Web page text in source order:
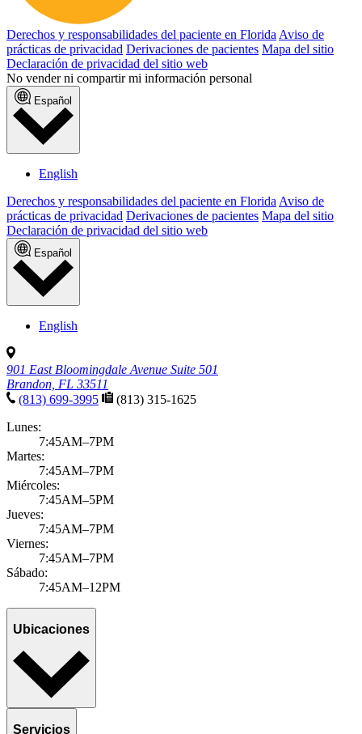
Derechos y responsabilidades del paciente en Florida Aviso de
prácticas de privacidad Derivaciones de pacientes Mapa del sitio
Declaración de privacidad del sitio web
No vender ni compartir mi información personal
Español
English
Derechos y responsabilidades del paciente en Florida Aviso de
prácticas de privacidad Derivaciones de pacientes Mapa del sitio
Declaración de privacidad del sitio web
Español
English
901 East Bloomingdale Avenue Suite 501
Brandon, FL 33511
(813) 699-3995
(813) 315-1625
Lunes:
7:45AM–7PM
Martes:
7:45AM–7PM
Miércoles:
7:45AM–5PM
Jueves:
7:45AM–7PM
Viernes:
7:45AM–7PM
Sábado:
7:45AM–12PM
Ubicaciones
Servicios